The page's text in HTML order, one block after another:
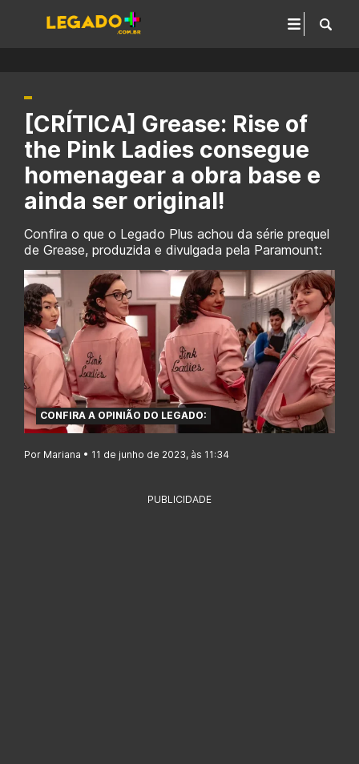
[CRÍTICA] Grease: Rise of
the Pink Ladies consegue
homenagear a obra base e
ainda ser original!
Confira o que o Legado Plus achou da série prequel
de Grease, produzida e divulgada pela Paramount:
CONFIRA A OPINIÃO DO LEGADO:
Por Mariana • 11 de junho de 2023, às 11:34
PUBLICIDADE